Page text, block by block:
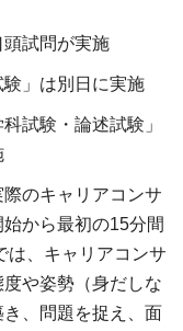
頭試問が実施
験」は別日に実施
試験・論述試験」
際のキャリアコンサ
から最初の15分間
は、キャリアコンサ
や姿勢（身だしな
、問題を捉え、面